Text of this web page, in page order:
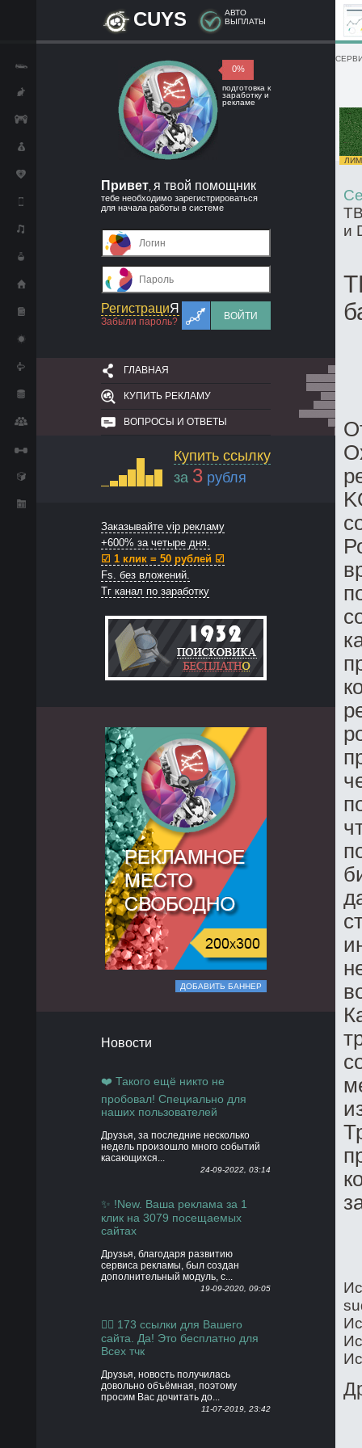
CUYS
АВТО
ВЫПЛАТЫ
0%
подготовка к
заработку и
рекламе
Привет я твой помощник
тебе необходимо зарегистрироваться
для начала работы в системе
РегистрациЯ
Забыли пароль?
ВОЙТИ
ГЛАВНАЯ
КУПИТЬ РЕКЛАМУ
ВОПРОСЫ И ОТВЕТЫ
Купить ссылку
за 3 рубля
Заказывайте vip рекламу
+600% за четыре дня.
☑ 1 клик = 50 рублей ☑
Fs. без вложений.
Тг канал по заработку
ДОБАВИТЬ БАННЕР
Новости
❤️ Такого ещё никто не
пробовал! Специально для
наших пользователей
Друзья, за последние несколько
недель произошло много событий
касающихся...
24-09-2022, 03:14
✨ !New. Ваша реклама за 1
клик на 3079 посещаемых
сайтах
Друзья, благодаря развитию
сервиса рекламы, был создан
дополнительный модуль, с...
19-09-2020, 09:05
👍🏻 173 ссылки для Вашего
сайта. Да! Это бесплатно для
Всех тчк
Друзья, новость получилась
довольно объёмная, поэтому
просим Вас дочитать до...
11-07-2019, 23:42
и